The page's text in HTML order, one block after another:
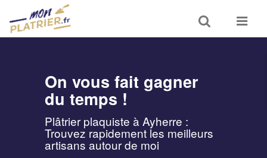
Toggle
search
Toggle
On vous fait gagner
du temps !
Plâtrier plaquiste à Ayherre :
Trouvez rapidement les meilleurs
artisans autour de moi